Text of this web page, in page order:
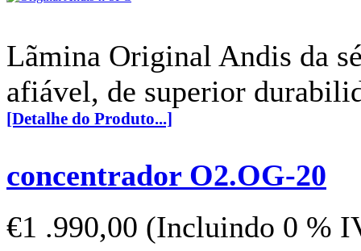
Lãmina Original Andis da
afiável, de superior
[Detalhe do Produto...]
concentrador O2.OG-20
€1 .990,00 (Incluindo 0 %